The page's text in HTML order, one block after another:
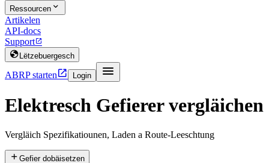
Ressourcen 
Artikelen
API-docs
Support
 Lëtzebuergesch
ABRP starten Login 
Elektresch Gefierer vergläichen
Vergläich Spezifikatiounen, Laden a Route-Leeschtung
 Gefier dobäisetzen